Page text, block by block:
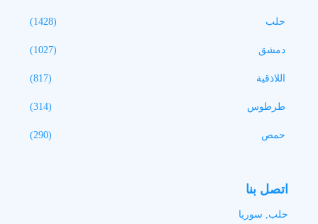
حلب (1428)
دمشق (1027)
اللاذقية (817)
طرطوس (314)
حمص (290)
اتصل بنا
حلب, سوريا